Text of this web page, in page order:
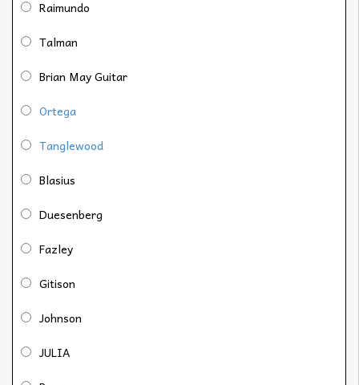
Raimundo
Talman
Brian May Guitar
Ortega
Tanglewood
Blasius
Duesenberg
Fazley
Gitison
Johnson
JULIA